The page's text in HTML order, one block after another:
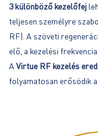
3 különböző kezelőfej
teljesen személyre
RF). A szöveti
elő, a kezelési
A Virtue RF kezelés
folyamatosan erősödik